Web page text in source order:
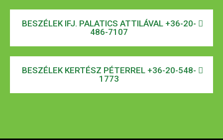
BESZÉLEK IFJ. PALATICS ATTILÁVAL +36-20-
486-7107
BESZÉLEK KERTÉSZ PÉTERREL +36-20-548-
1773